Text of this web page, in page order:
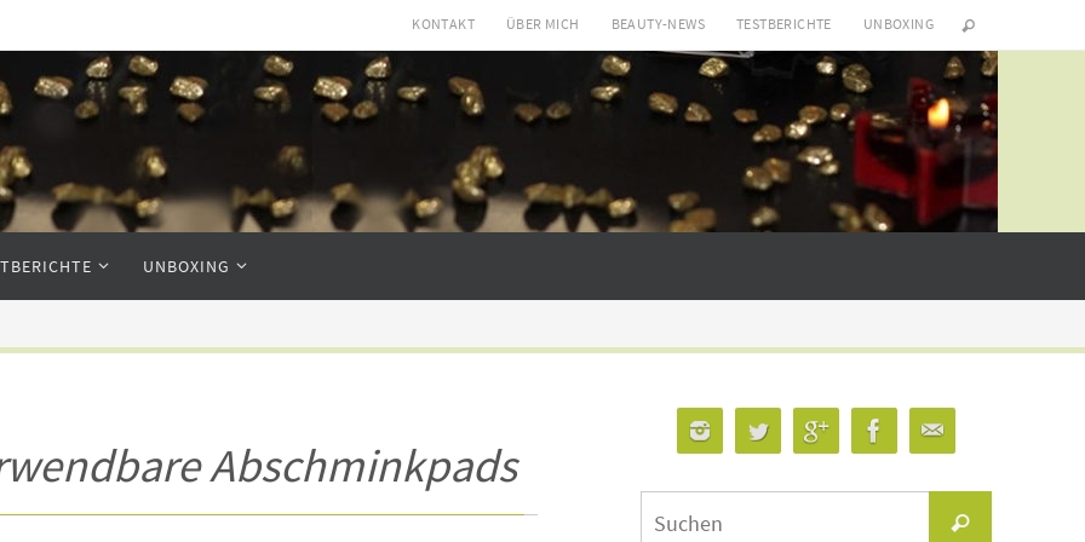
KONTAKT ÜBER MICH BEAUTY-NEWS TESTBERICHTE UNBOXING
UNBOXING
Abschminkpads
Suchen